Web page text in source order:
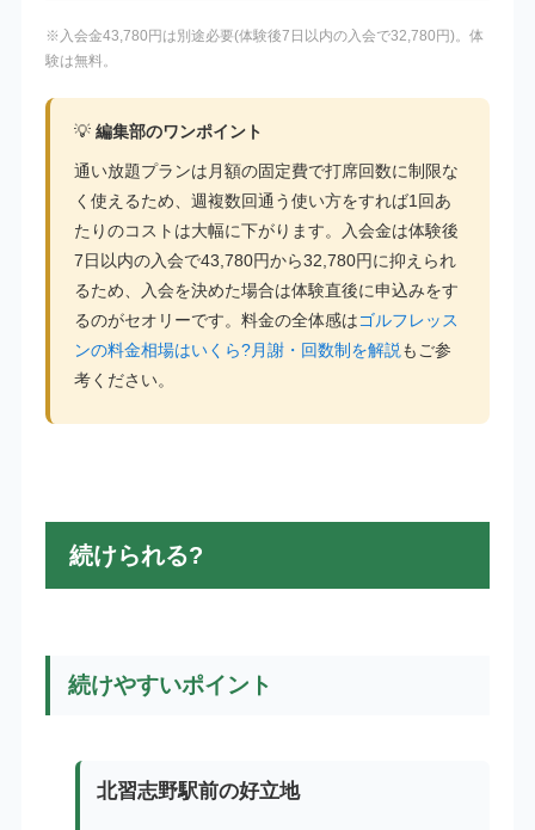
※入会金43,780円は別途必要(体験後7日以内の入会で32,780円)。体
験は無料。
💡 編集部のワンポイント
通い放題プランは月額の固定費で打席回数に制限な
く使えるため、週複数回通う使い方をすれば1回あ
たりのコストは大幅に下がります。入会金は体験後
7日以内の入会で43,780円から32,780円に抑えられ
るため、入会を決めた場合は体験直後に申込みをす
るのがセオリーです。料金の全体感はゴルフレッス
ンの料金相場はいくら?月謝・回数制を解説もご参
考ください。
続けられる?
続けやすいポイント
北習志野駅前の好立地